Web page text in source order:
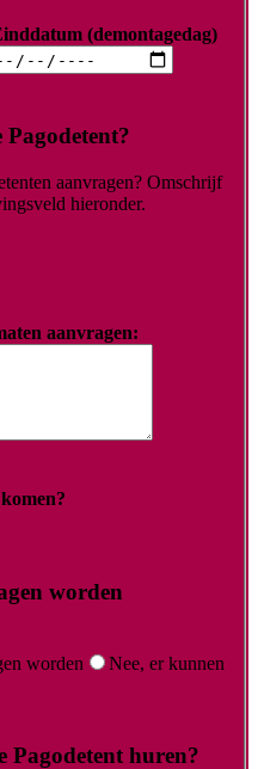
(demontagedag)
aanvragen? Omschrijf
hieronder.
aanvragen:
worden
worden
Nee, er kunnen
Pagodetent huren?